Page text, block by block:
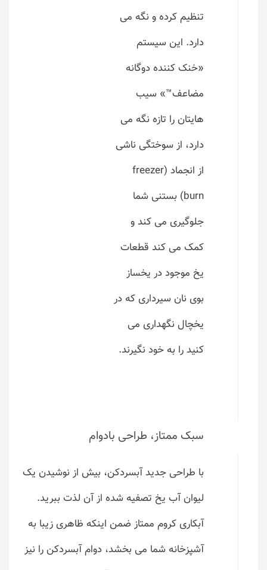
تنظیم کرده و نگه می
دارد. این سیستم
«خنک کننده دوگانه
مضاعف™» سیب
هایتان را تازه نگه می
دارد، از سوختگی ناشی
از انجماد (freezer
burn) بستنی شما
جلوگیری می کند و
کمک می کند قطعات
یخ موجود در یخساز
بوی نان سیرداری که در
یخچال نگهداری می
کنید را به خود نگیرند.
سبک ممتاز، طراحی بادوام
با طراحی جدید آبسردکن، بیش از نوشیدن یک
لیوان آب یخ تصفیه شده از آن لذت ببرید.
آبکاری کروم ممتاز ضمن اینکه ظاهری زیبا به
آشپزخانه شما می بخشد، دوام آبسردکن را نیز